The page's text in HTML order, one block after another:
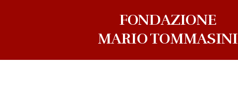
FONDAZIONE
MARIO TOMMASINI